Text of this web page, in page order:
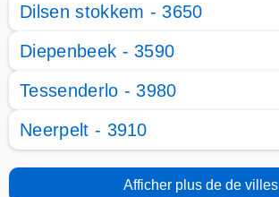
Dilsen stokkem - 3650
Diepenbeek - 3590
Tessenderlo - 3980
Neerpelt - 3910
Afficher plus de de villes